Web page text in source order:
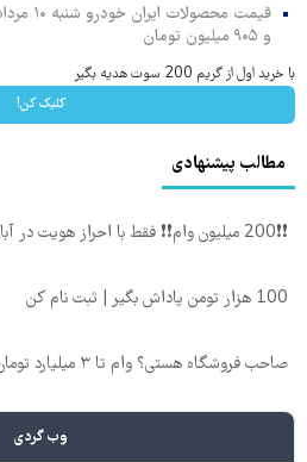
و ۹۰۵ میلیون تومان
با خرید اول از گریم 200 سوت هدیه بگیر
کلیک کن!
مطالب پیشنهادی
❗❗200 میلیون وام❗❗ فقط با احراز هویت در آبان تتر
100 هزار تومن پاداش بگیر | ثبت نام کن
صاحب فروشگاه هستی؟ وام تا ۳ میلیارد تومان بگیر
وب گردی